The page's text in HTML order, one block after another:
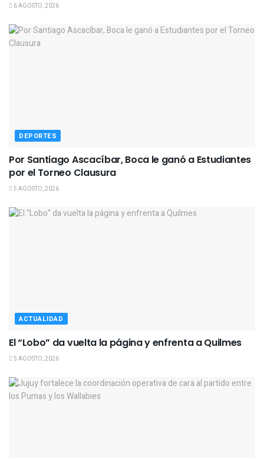
6 AGOSTO, 2026
DEPORTES
Por Santiago Ascacíbar, Boca le ganó a Estudiantes
por el Torneo Clausura
5 AGOSTO, 2026
ACTUALIDAD
El “Lobo” da vuelta la página y enfrenta a Quilmes
5 AGOSTO, 2026